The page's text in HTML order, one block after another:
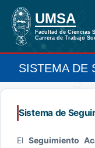
SISTEMA DE
Sistema de
ElSeguimiento